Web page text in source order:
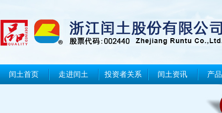
闰土首页 走进闰土 投资者关系 闰土资讯 产